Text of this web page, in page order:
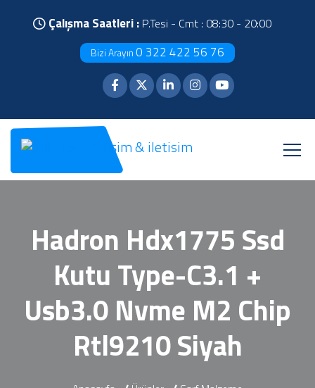
Çalışma Saatleri : P.Tesi - Cmt : 08:30 - 20:00
Bizi Arayın 0 322 422 56 76
Hadron Hdx1775 Ssd
Kutu Type-C3.1 +
Usb3.0 Nvme M2 Chip
Rtl9210 Siyah